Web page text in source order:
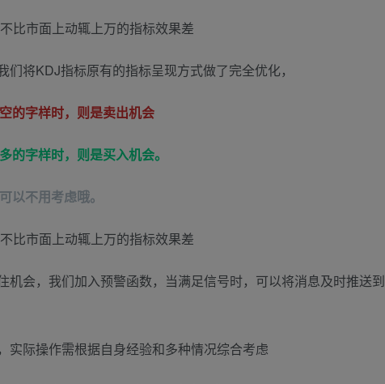
们将KDJ指标原有的指标呈现方式做了完全优化，
的字样时，则是卖出机会
的字样时，则是买入机会。
以不用考虑哦。
机会，我们加入预警函数，当满足信号时，可以将消息及时推送到
实际操作需根据自身经验和多种情况综合考虑